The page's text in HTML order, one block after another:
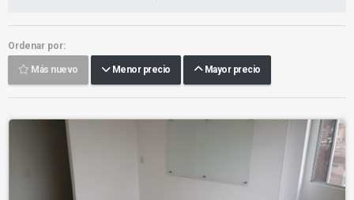
Ordenar por:
Más nuevo Menor precio Mayor precio